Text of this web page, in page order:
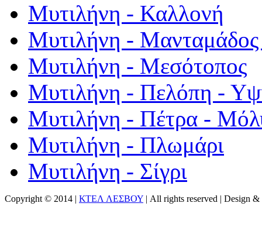
Μυτιλήνη - Καλλονή
Μυτιλήνη - Μανταμάδος
Μυτιλήνη - Μεσότοπος
Μυτιλήνη - Πελόπη -
Μυτιλήνη - Πέτρα -
Μυτιλήνη - Πλωμάρι
Μυτιλήνη - Σίγρι
Copyright © 2014 | ΚΤΕΛ ΛΕΣΒΟΥ | All rights reserved | Design &